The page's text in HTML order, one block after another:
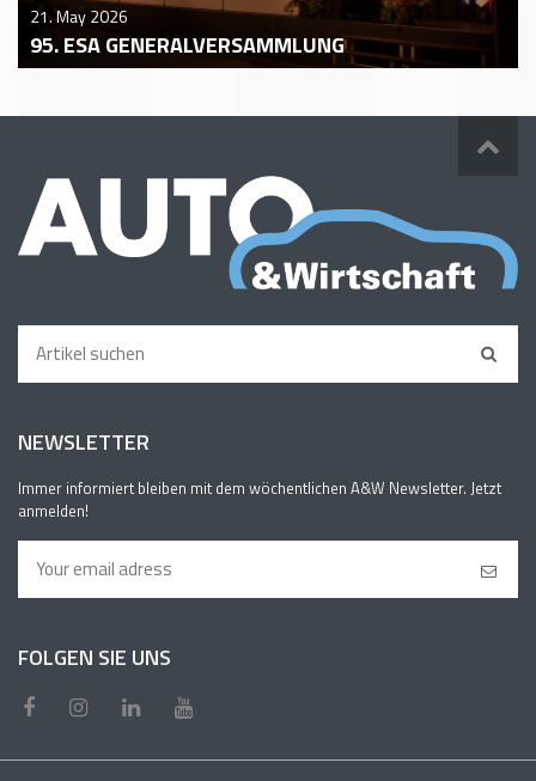
21. May 2026
95. ESA GENERALVERSAMMLUNG
NEWSLETTER
Immer informiert bleiben mit dem wöchentlichen A&W Newsletter. Jetzt
anmelden!
FOLGEN SIE UNS